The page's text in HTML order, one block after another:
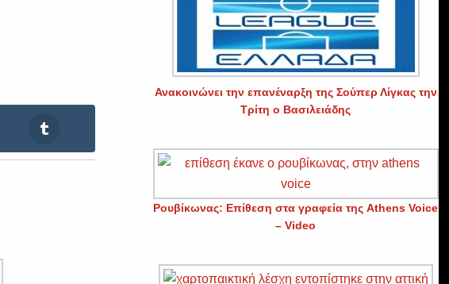
Ανακοινώνει την επανέναρξη της Σούπερ Λίγκας την
Τρίτη ο Βασιλειάδης
Ρουβίκωνας: Επίθεση στα γραφεία της Athens Voice
– Video